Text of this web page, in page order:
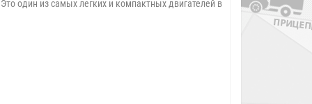
один из самых легких и компактных двигателей в